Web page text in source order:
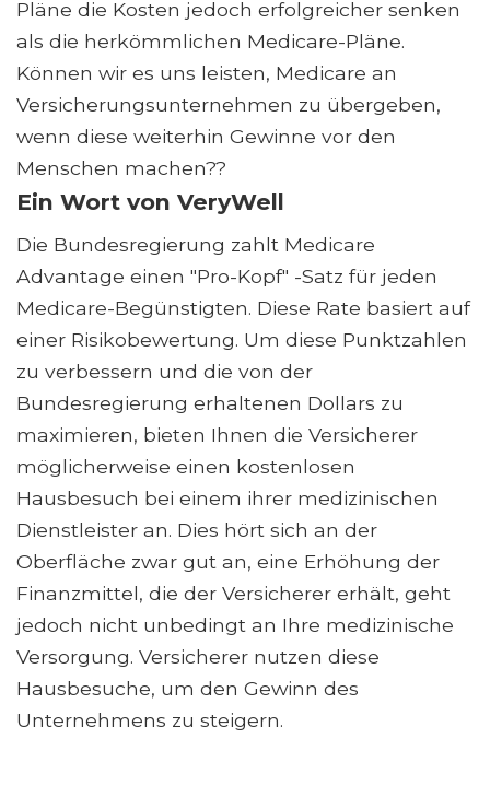
Pläne die Kosten jedoch erfolgreicher senken
als die herkömmlichen Medicare-Pläne.
Können wir es uns leisten, Medicare an
Versicherungsunternehmen zu übergeben,
wenn diese weiterhin Gewinne vor den
Menschen machen??
Ein Wort von VeryWell
Die Bundesregierung zahlt Medicare
Advantage einen "Pro-Kopf" -Satz für jeden
Medicare-Begünstigten. Diese Rate basiert auf
einer Risikobewertung. Um diese Punktzahlen
zu verbessern und die von der
Bundesregierung erhaltenen Dollars zu
maximieren, bieten Ihnen die Versicherer
möglicherweise einen kostenlosen
Hausbesuch bei einem ihrer medizinischen
Dienstleister an. Dies hört sich an der
Oberfläche zwar gut an, eine Erhöhung der
Finanzmittel, die der Versicherer erhält, geht
jedoch nicht unbedingt an Ihre medizinische
Versorgung. Versicherer nutzen diese
Hausbesuche, um den Gewinn des
Unternehmens zu steigern.